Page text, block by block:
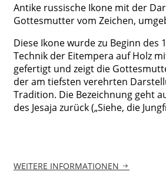
Antike russische Ikone mit der
Gottesmutter vom Zeichen,
Diese Ikone wurde zu Beginn des
Technik der Eitempera auf Holz
gefertigt und zeigt die
der am tiefsten verehrten
Tradition. Die Bezeichnung geht
des Jesaja zurück („Siehe, die
WEITERE INFORMATIONEN